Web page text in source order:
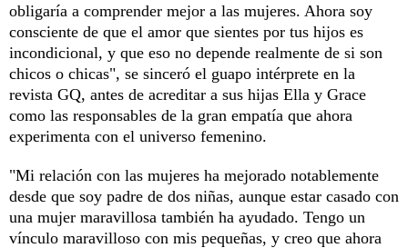
obligaría a comprender mejor a las mujeres. Ahora soy
consciente de que el amor que sientes por tus hijos es
incondicional, y que eso no depende realmente de si son
chicos o chicas", se sinceró el guapo intérprete en la
revista GQ, antes de acreditar a sus hijas Ella y Grace
como las responsables de la gran empatía que ahora
experimenta con el universo femenino.
"Mi relación con las mujeres ha mejorado notablemente
desde que soy padre de dos niñas, aunque estar casado con
una mujer maravillosa también ha ayudado. Tengo un
vínculo maravilloso con mis pequeñas, y creo que ahora